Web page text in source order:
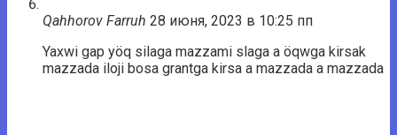
Qahhorov Farruh 28 июня, 2023 в 10:25 пп
Yaxwi gap yöq silaga mazzami slaga a öqwga kirsak
mazzada iloji bosa grantga kirsa a mazzada a mazzada